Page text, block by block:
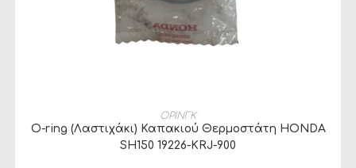
ΠΡΟΣΘΉΚΗ ΣΤΟ ΚΑΛΆΘΙ
ΟΡΙΝΓΚ
O-ring (Λαστιχάκι) Καπακιού Θερμοστάτη HONDA
SH150 19226-KRJ-900